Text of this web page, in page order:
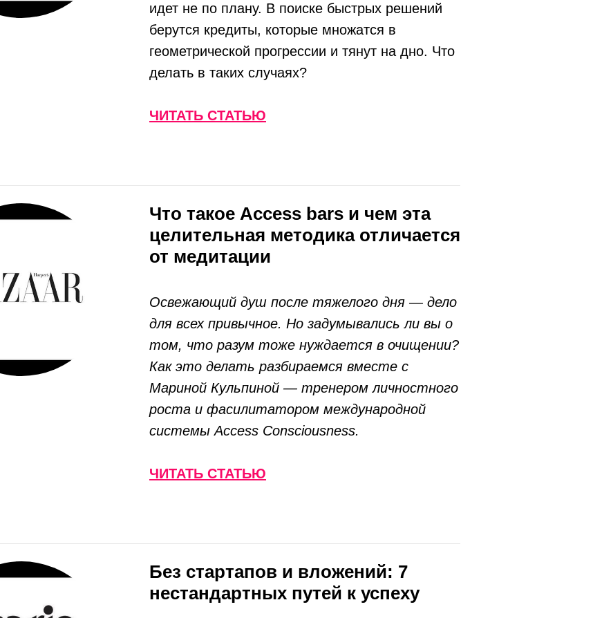
идет не по плану. В поиске быстрых решений
берутся кредиты, которые множатся в
геометрической прогрессии и тянут на дно. Что
делать в таких случаях?
ЧИТАТЬ СТАТЬЮ
Что такое Access bars и чем эта
целительная методика отличается
от медитации
Освежающий душ после тяжелого дня — дело
для всех привычное. Но задумывались ли вы о
том, что разум тоже нуждается в очищении?
Как это делать разбираемся вместе с
Мариной Кульпиной — тренером личностного
роста и фасилитатором международной
системы Access Consciousness.
ЧИТАТЬ СТАТЬЮ
Без стартапов и вложений: 7
нестандартных путей к успеху